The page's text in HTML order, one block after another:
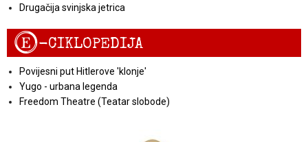
Drugačija svinjska jetrica
E-CIKLOPEDIJA
Povijesni put Hitlerove 'klonje'
Yugo - urbana legenda
Freedom Theatre (Teatar slobode)